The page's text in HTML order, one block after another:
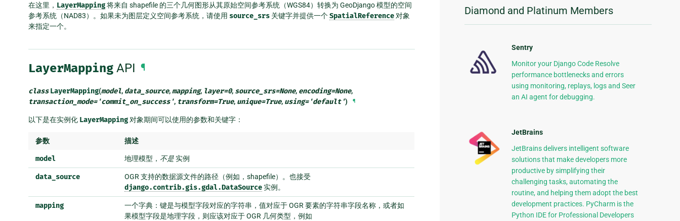
在这里， LayerMapping将来自 shapefile 的三个几何图形从其原始空间参考系统（WGS84）转换为 GeoDjango 模型的空间
参考系统（NAD83）。如果未为图层定义空间参考系统，请使用 source_srs 关键字并提供一个SpatialReference 对象
来指定一个。
LayerMapping API ¶
class LayerMapping(model, data_source,mapping, layer=0, source_srs=None, encoding=None,
transaction_mode='commit_on_success', transform=True, unique=True, using='default') ¶
以下是在实例化 LayerMapping对象期间可以使用的参数和关键字：
参数 描述
model 地理模型， 不是实例
data_source OGR 支持的数据源文件的路径（例如，shapefile）。也接受
django.contrib.gis.gdal.DataSource实例。
mapping
一个字典：键是与模型字段对应的字符串，值对应于 OGR 要素的字符串字段名称，或者如
果模型字段是地理字段，则应该对应于 OGR 几何类型，例如
Diamond and Platinum Members
Sentry
Monitor your Django Code Resolve
performance bottlenecks and errors
using monitoring, replays, logs and Seer
an AI agent for debugging.
JetBrains
JetBrains delivers intelligent software
solutions that make developers more
productive by simplifying their
challenging tasks, automating the
routine, and helping them adopt the best
development practices. PyCharm is the
Python IDE for Professional Developers